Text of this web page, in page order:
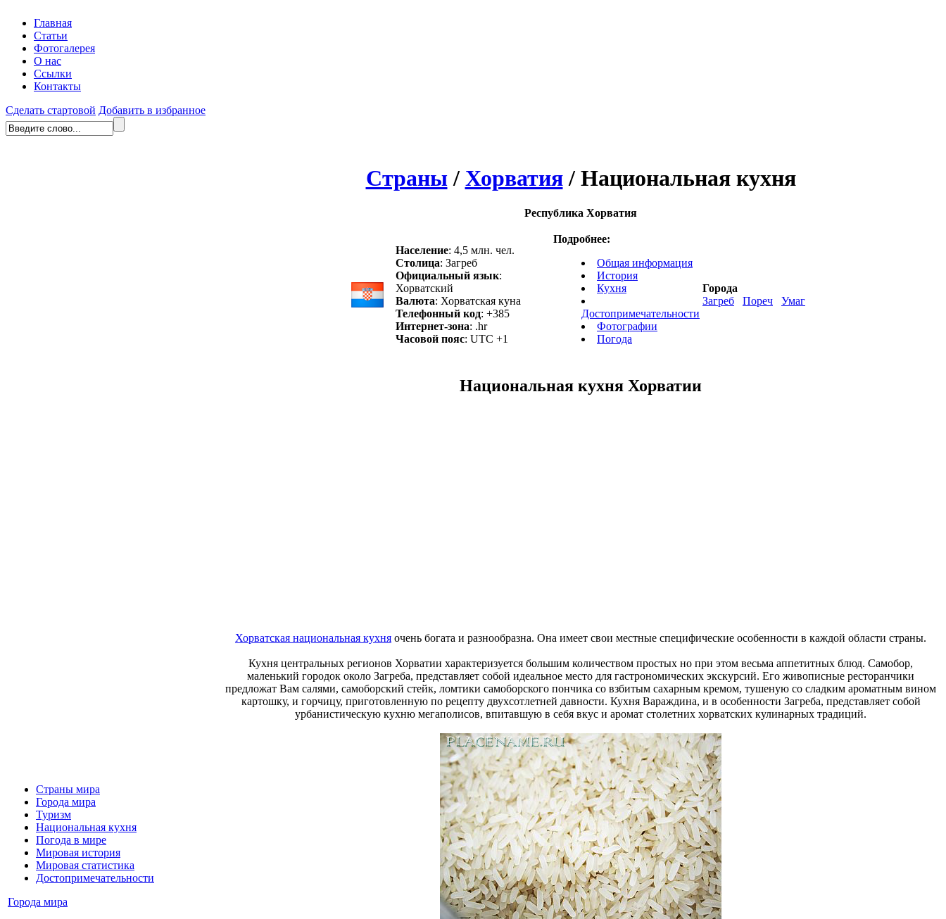
Главная
Статьи
Фотогалерея
О нас
Ссылки
Контакты
Сделать стартовой Добавить в избранное
Страны мира
Города мира
Туризм
Национальная кухня
Погода в мире
Мировая история
Мировая статистика
Достопримечательности
Города мира
Страны/ Хорватия/ Национальная кухня
Республика Хорватия
Население: 4,5 млн. чел.
Столица: Загреб
Официальный язык:
Хорватский
Валюта: Хорватская куна
Телефонный код: +385
Интернет-зона: .hr
Часовой пояс: UTC +1
Подробнее:
Общая информация
История
Кухня
Достопримечательности
Фотографии
Погода
Города
Загреб
Пореч Умаг
Национальная кухня Хорватии
Хорватская национальная кухня очень богата и разнообразна. Она имеет свои местные специфические особенности в каждой области страны.
Кухня центральных регионов Хорватии характеризуется большим количеством простых но при этом весьма аппетитных блюд. Самобор,
маленький городок около Загреба, представляет собой идеальное место для гастрономических экскурсий. Его живописные ресторанчики
предложат Вам салями, самоборский стейк, ломтики самоборского пончика со взбитым сахарным кремом, тушеную со сладким ароматным вином
картошку, и горчицу, приготовленную по рецепту двухсотлетней давности. Кухня Вараждина, и в особенности Загреба, представляет собой
урбанистическую кухню мегаполисов, впитавшую в себя вкус и аромат столетних хорватских кулинарных традиций.